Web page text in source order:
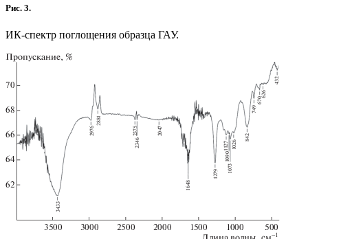
Рис. 3.
ИК-спектр поглощения образца ГАУ.